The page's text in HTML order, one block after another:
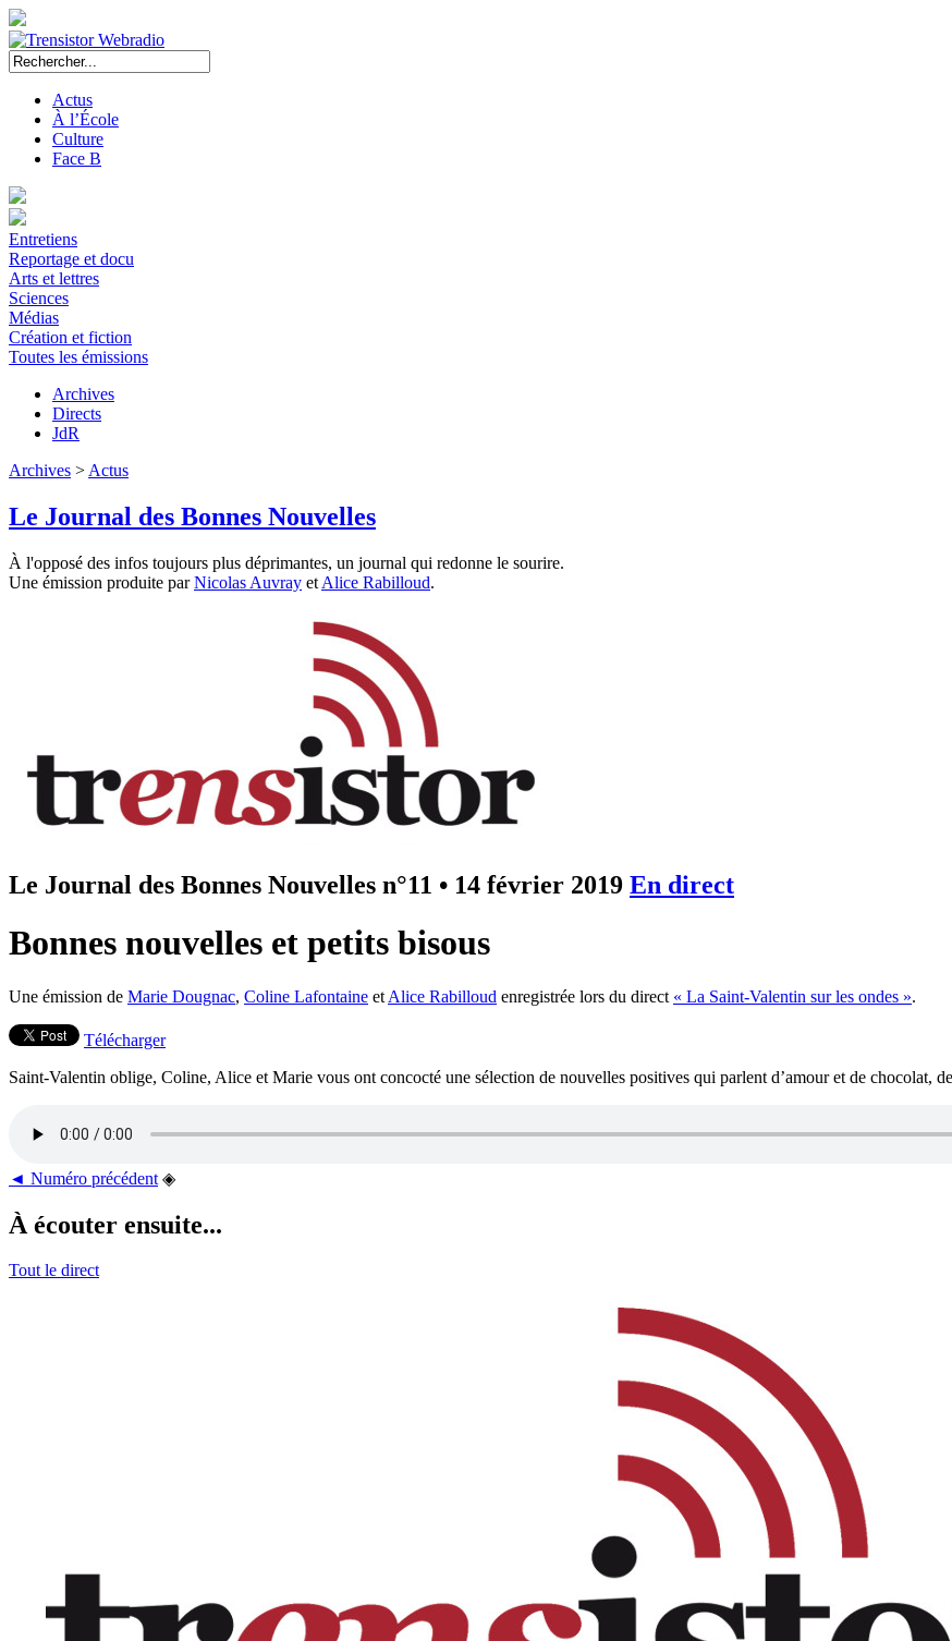
Actus
À l’École
Culture
Face B
Entretiens
Reportage et docu
Arts et lettres
Sciences
Médias
Création et fiction
Toutes les émissions
Archives
Directs
JdR
Archives > Actus
Le Journal des Bonnes Nouvelles
À l'opposé des infos toujours plus déprimantes, un journal qui redonne le sourire.
Une émission produite parNicolas Auvray et Alice Rabilloud.
Le Journal des Bonnes Nouvelles n°11 • 14 février 2019 En direct
Bonnes nouvelles et petits bisous
Une émission de Marie Dougnac, Coline Lafontaine et Alice Rabilloud enregistrée lors du direct « La Saint-Valentin sur les ondes ».
Télécharger
Saint-Valentin oblige, Coline, Alice et Marie vous ont concocté une sélection de nouvelles positives qui parlent d’amour et de chocolat,
◄ Numéro précédent ◈
À écouter ensuite...
Tout le direct